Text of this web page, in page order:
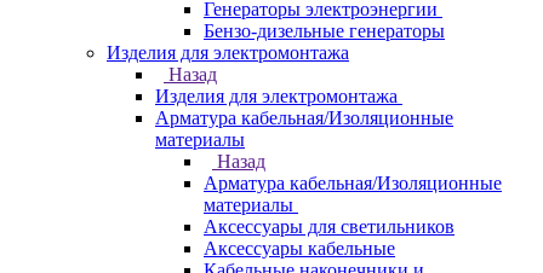
Генераторы электроэнергии
Бензо-дизельные генераторы
Изделия для электромонтажа
Назад
Изделия для электромонтажа
Арматура кабельная/Изоляционные
материалы
Назад
Арматура кабельная/Изоляционные
материалы
Аксессуары для светильников
Аксессуары кабельные